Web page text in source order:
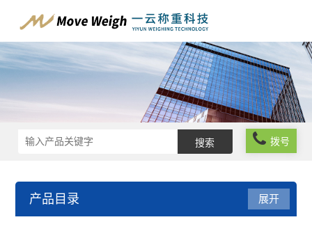
拨号
产品目录 展开